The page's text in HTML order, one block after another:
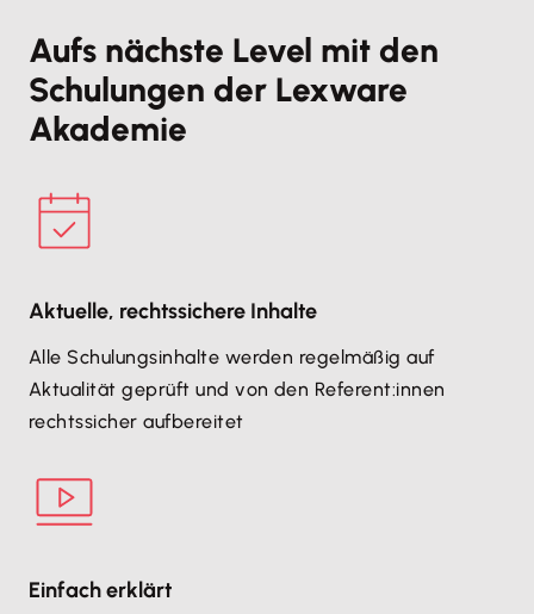
Aufs nächste Level mit den
Schulungen der Lexware
Akademie
Aktuelle, rechtssichere Inhalte
Alle Schulungsinhalte werden regelmäßig auf
Aktualität geprüft und von den Referent:innen
rechtssicher aufbereitet
Einfach erklärt